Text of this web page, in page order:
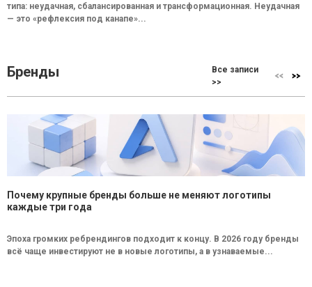
типа: неудачная, сбалансированная и трансформационная. Неудачная
— это «рефлексия под канапе»...
Бренды
Все записи
>>
Почему крупные бренды больше не меняют логотипы
каждые три года
Эпоха громких ребрендингов подходит к концу. В 2026 году бренды
всё чаще инвестируют не в новые логотипы, а в узнаваемые...